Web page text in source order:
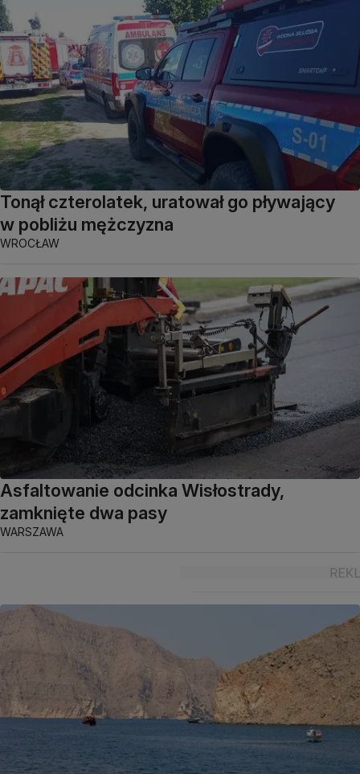
Tonął czterolatek, uratował go pływający
w pobliżu mężczyzna
WROCŁAW
Asfaltowanie odcinka Wisłostrady,
zamknięte dwa pasy
WARSZAWA